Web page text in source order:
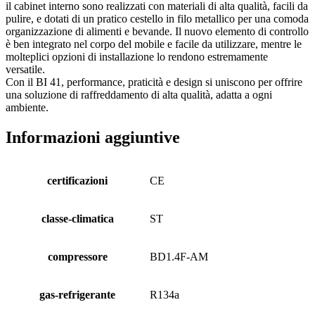
il cabinet interno sono realizzati con materiali di alta qualità, facili da
pulire, e dotati di un pratico cestello in filo metallico per una comoda
organizzazione di alimenti e bevande. Il nuovo elemento di controllo
è ben integrato nel corpo del mobile e facile da utilizzare, mentre le
molteplici opzioni di installazione lo rendono estremamente
versatile.
Con il BI 41, performance, praticità e design si uniscono per offrire
una soluzione di raffreddamento di alta qualità, adatta a ogni
ambiente.
Informazioni aggiuntive
certificazioni CE
classe-climatica ST
compressore BD1.4F-AM
gas-refrigerante R134a